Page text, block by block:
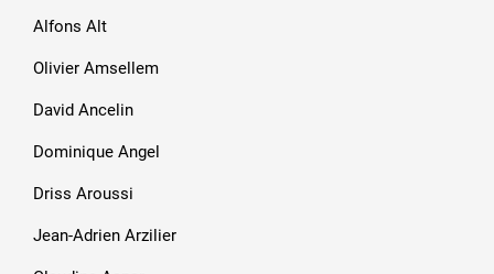
Production vidéo
Événements
De A à Z
Année par année
Collection vidéos
Alfons Alt
Olivier Amsellem
David Ancelin
Dominique Angel
Driss Aroussi
Jean-Adrien Arzilier